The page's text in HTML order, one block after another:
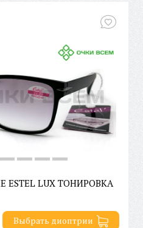
LUX ТОНИРОВКА
Выбрать диоптрии